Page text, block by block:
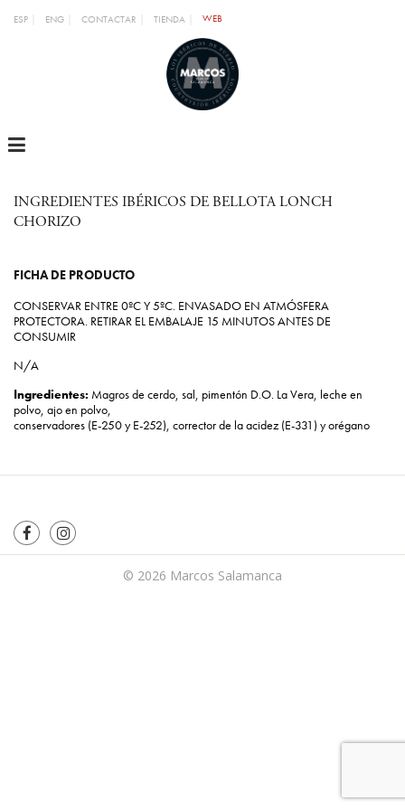
ESP ENG CONTACTAR TIENDA WEB
MENU
INGREDIENTES IBÉRICOS DE BELLOTA LONCH
CHORIZO
FICHA DE PRODUCTO
CONSERVAR ENTRE 0ºC Y 5ºC. ENVASADO EN ATMÓSFERA
PROTECTORA. RETIRAR EL EMBALAJE 15 MINUTOS ANTES DE
CONSUMIR
N/A
Ingredientes: Magros de cerdo, sal, pimentón D.O. La Vera, leche en
polvo, ajo en polvo,
conservadores (E-250 y E-252), corrector de la acidez (E-331) y orégano
© 2026 Marcos Salamanca